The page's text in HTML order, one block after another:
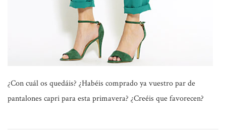
¿Con cuál os quedáis? ¿Habéis comprado ya vuestro par de
pantalones capri para esta primavera? ¿Creéis que favorecen?